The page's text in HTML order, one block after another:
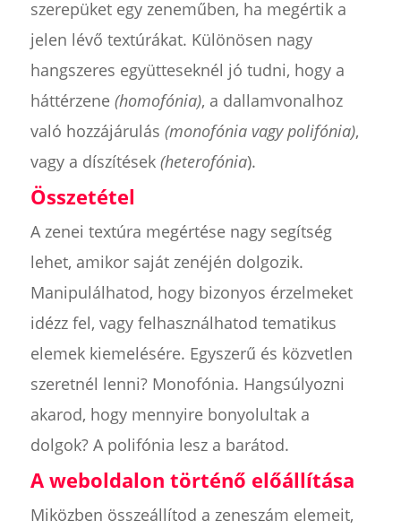
szerepüket egy zeneműben, ha megértik a
jelen lévő textúrákat. Különösen nagy
hangszeres együtteseknél jó tudni, hogy a
háttérzene (homofónia), a dallamvonalhoz
való hozzájárulás (monofónia vagy polifónia),
vagy a díszítések (heterofónia).
Összetétel
A zenei textúra megértése nagy segítség
lehet, amikor saját zenéjén dolgozik.
Manipulálhatod, hogy bizonyos érzelmeket
idézz fel, vagy felhasználhatod tematikus
elemek kiemelésére. Egyszerű és közvetlen
szeretnél lenni? Monofónia. Hangsúlyozni
akarod, hogy mennyire bonyolultak a
dolgok? A polifónia lesz a barátod.
A weboldalon történő előállítása
Miközben összeállítod a zeneszám elemeit,